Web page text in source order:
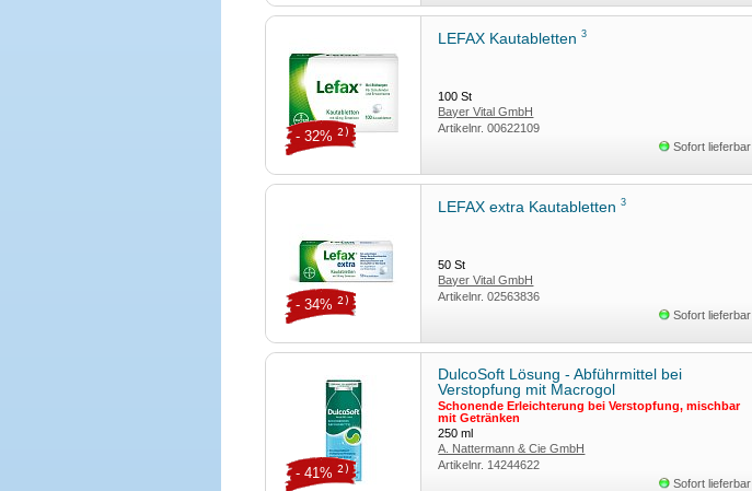
LEFAX Kautabletten3
100St
Bayer Vital GmbH
Artikelnr.00622109
Sofort lieferbar
- 32% 2)
LEFAX extra Kautabletten3
50St
Bayer Vital GmbH
Artikelnr.02563836
Sofort lieferbar
- 34% 2)
DulcoSoft Lösung - Abführmittel bei
Verstopfung mit Macrogol
Schonende Erleichterung bei Verstopfung, mischbar
mit Getränken
250ml
A. Nattermann & Cie GmbH
Artikelnr. 14244622
Sofort lieferbar
- 41% 2)